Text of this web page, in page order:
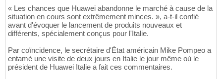
« Les chances que Huawei abandonne le marché à cause de la
situation en cours sont extrêmement minces. », a-t-il confié
avant d'évoquer le lancement de produits nouveaux et
différents, spécialement conçus pour l'Italie.
Par coïncidence, le secrétaire d'État américain Mike Pompeo a
entamé une visite de deux jours en Italie le jour même où le
président de Huawei Italie a fait ces commentaires.